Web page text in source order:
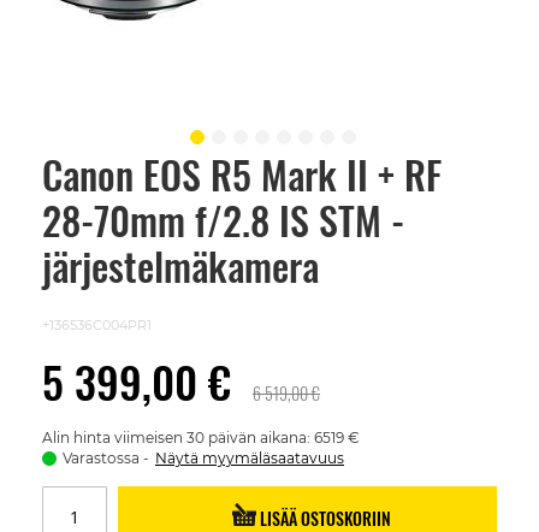
Canon EOS R5 Mark II + RF
28-70mm f/2.8 IS STM -
järjestelmäkamera
+136536C004PR1
5 399,00 € 6 519,00 €
Alin hinta viimeisen 30 päivän aikana: 6519 €
Varastossa
Näytä myymäläsaatavuus
LISÄÄ OSTOSKORIIN
Skip
beginning
images